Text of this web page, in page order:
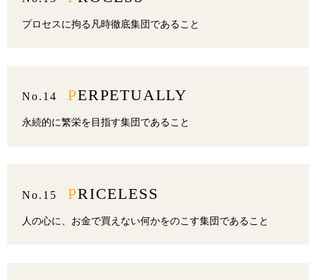
プロセスに拘る凡時徹底集団であること
No.14 PERPETUALLY
永続的に繁栄を目指す集団であること
No.15 PRICELESS
人の心に、お金で買えない何かをのこす集団であること